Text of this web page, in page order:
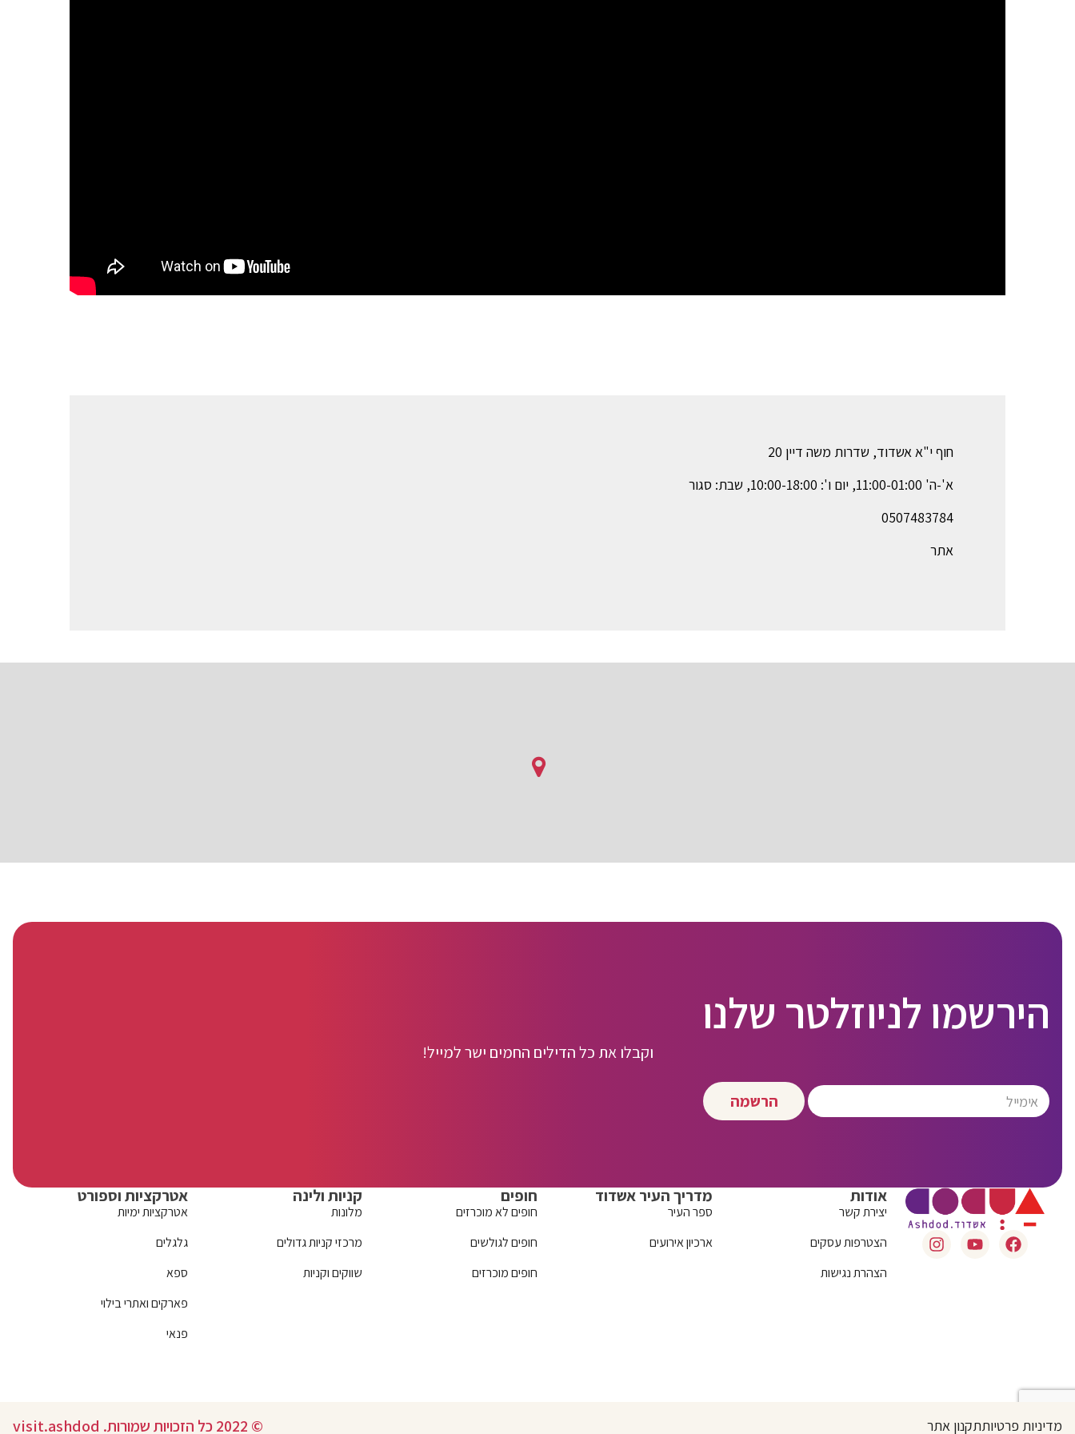
חוף י"א אשדוד, שדרות משה דיין 20
א'-ה' 11:00-01:00, יום ו': 10:00-18:00, שבת: סגור
0507483784
אתר
הירשמו לניוזלטר שלנו
וקבלו את כל הדילים החמים ישר למייל!
הרשמה
אודות
יצירת קשר
הצטרפות עסקים
הצהרת נגישות
מדריך העיר אשדוד
ספר העיר
ארכיון אירועים
חופים
חופים לא מוכרזים
חופים לגולשים
חופים מוכרזים
קניות ולינה
מלונות
מרכזי קניות גדולים
שווקים וקניות
אטרקציות וספורט
אטרקציות ימיות
גלגלים
ספא
פארקים ואתרי בילוי
פנאי
מדיניות פרטיותתקנון אתר © 2022 כל הזכויות שמורות. visit.ashdod